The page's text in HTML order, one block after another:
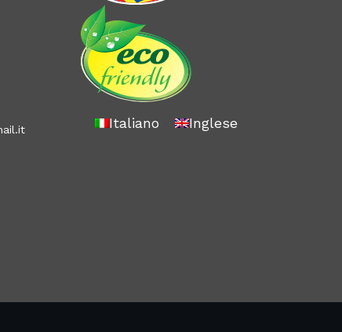
Italiano Inglese